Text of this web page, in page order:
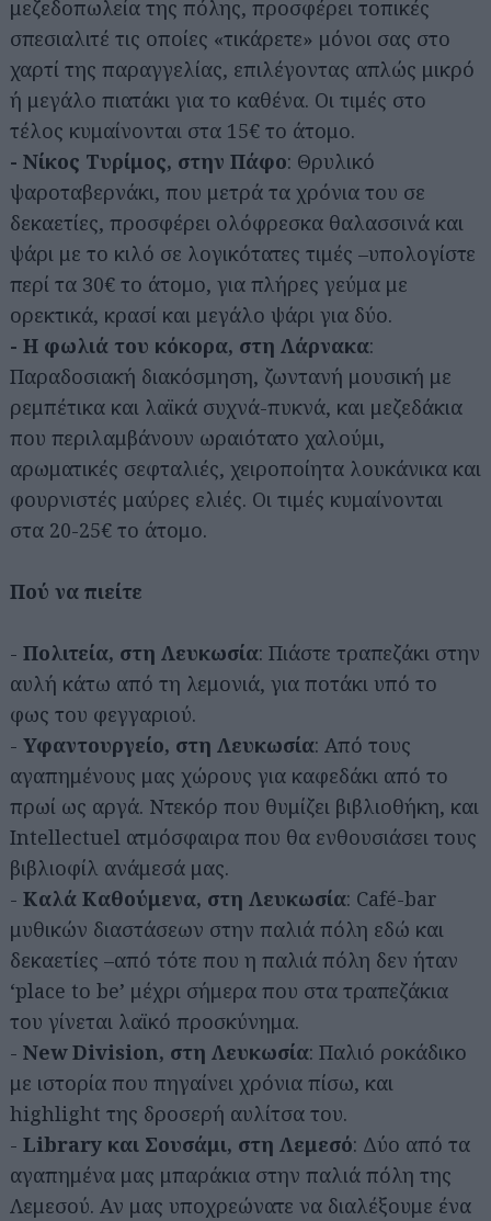
μεζεδοπωλεία της πόλης, προσφέρει τοπικές
σπεσιαλιτέ τις οποίες «τικάρετε» μόνοι σας στο
χαρτί της παραγγελίας, επιλέγοντας απλώς μικρό
ή μεγάλο πιατάκι για το καθένα. Οι τιμές στο
τέλος κυμαίνονται στα 15€ το άτομο.
- Νίκος Τυρίμος, στην Πάφο: Θρυλικό
ψαροταβερνάκι, που μετρά τα χρόνια του σε
δεκαετίες, προσφέρει ολόφρεσκα θαλασσινά και
ψάρι με το κιλό σε λογικότατες τιμές –υπολογίστε
περί τα 30€ το άτομο, για πλήρες γεύμα με
ορεκτικά, κρασί και μεγάλο ψάρι για δύο.
- Η φωλιά του κόκορα, στη Λάρνακα:
Παραδοσιακή διακόσμηση, ζωντανή μουσική με
ρεμπέτικα και λαϊκά συχνά-πυκνά, και μεζεδάκια
που περιλαμβάνουν ωραιότατο χαλούμι,
αρωματικές σεφταλιές, χειροποίητα λουκάνικα και
φουρνιστές μαύρες ελιές. Οι τιμές κυμαίνονται
στα 20-25€ το άτομο.
Πού να πιείτε
- Πολιτεία, στη Λευκωσία: Πιάστε τραπεζάκι στην
αυλή κάτω από τη λεμονιά, για ποτάκι υπό το
φως του φεγγαριού.
- Υφαντουργείο, στη Λευκωσία: Από τους
αγαπημένους μας χώρους για καφεδάκι από το
πρωί ως αργά. Ντεκόρ που θυμίζει βιβλιοθήκη, και
Intellectuel ατμόσφαιρα που θα ενθουσιάσει τους
βιβλιοφίλ ανάμεσά μας.
- Καλά Καθούμενα, στη Λευκωσία: Café-bar
μυθικών διαστάσεων στην παλιά πόλη εδώ και
δεκαετίες –από τότε που η παλιά πόλη δεν ήταν
‘place to be’ μέχρι σήμερα που στα τραπεζάκια
του γίνεται λαϊκό προσκύνημα.
- New Division, στη Λευκωσία: Παλιό ροκάδικο
με ιστορία που πηγαίνει χρόνια πίσω, και
highlight της δροσερή αυλίτσα του.
- Library και Σουσάμι, στη Λεμεσό: Δύο από τα
αγαπημένα μας μπαράκια στην παλιά πόλη της
Λεμεσού. Αν μας υποχρεώνατε να διαλέξουμε ένα